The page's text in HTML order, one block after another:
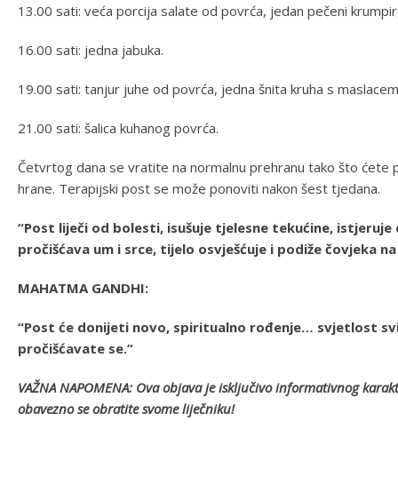
13.00 sati: veća porcija salate od povrća, jedan pečeni
16.00 sati: jedna jabuka.
19.00 sati: tanjur juhe od povrća, jedna šnita kruha s
21.00 sati: šalica kuhanog povrća.
Četvrtog dana se vratite na normalnu prehranu tako što
hrane. Terapijski post se može ponoviti nakon šest tjedana.
“Post liječi od bolesti, isušuje tjelesne tekućine,
pročišćava um i srce, tijelo osvješćuje i podiže čovjeka
MAHATMA GANDHI:
“Post će donijeti novo, spiritualno rođenje… svjetlost
pročišćavate se.”
VAŽNA NAPOMENA: Ova objava je isključivo informativnog
obavezno se obratite svome liječniku!